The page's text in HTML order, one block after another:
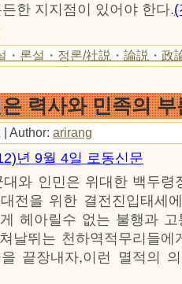
한 지지점이 있어야 한다.
・론설・정론/社説・論説・政
력사와 민족의 부
Author: arirang
년 9월 4일 로동신문
대와 인민은 위대한 백두
전을 위한 결전진입태세
헤아릴수 없는 불행과
날뛰는 천하역적무리들
끝장내자,이런 멸적의